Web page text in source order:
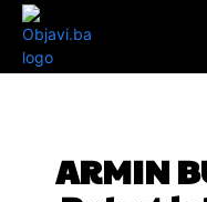
ARMIN